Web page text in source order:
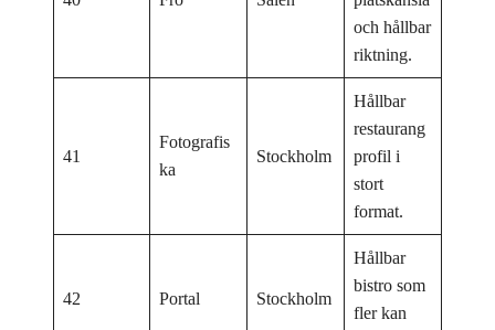
och hållbar
riktning.
41
Fotografis
ka
Stockholm
Hållbar
restaurang
profil i
stort
format.
42 Portal Stockholm
Hållbar
bistro som
fler kan